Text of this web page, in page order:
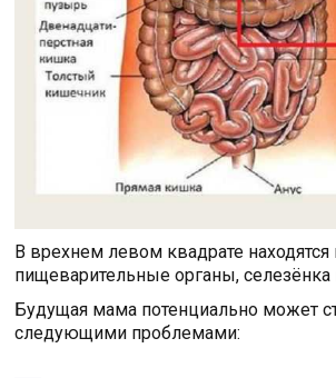
В врехнем левом квадрате
пищеварительные органы,
Будущая мама потенциально может
следующими проблемами: